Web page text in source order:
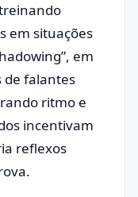
em situações
em
de falantes
ritmo e
incentivam
reflexos